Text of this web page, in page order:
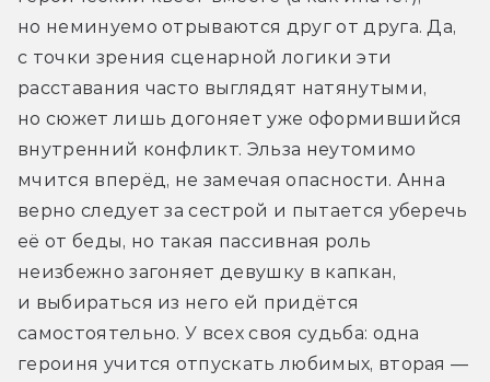
но неминуемо отрываются друг от друга. Да,
с точки зрения сценарной логики эти
расставания часто выглядят натянутыми,
но сюжет лишь догоняет уже оформившийся
внутренний конфликт. Эльза неутомимо
мчится вперёд, не замечая опасности. Анна
верно следует за сестрой и пытается уберечь
её от беды, но такая пассивная роль
неизбежно загоняет девушку в капкан,
и выбираться из него ей придётся
самостоятельно. У всех своя судьба: одна
героиня учится отпускать любимых, вторая —